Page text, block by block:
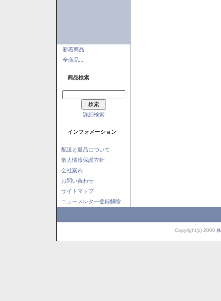
新着商品...
全商品...
商品検索
詳細検索
インフォメーション
配送と返品について
個人情報保護方針
会社案内
お問い合わせ
サイトマップ
ニュースレター登録解除
Copyright(c) 2008